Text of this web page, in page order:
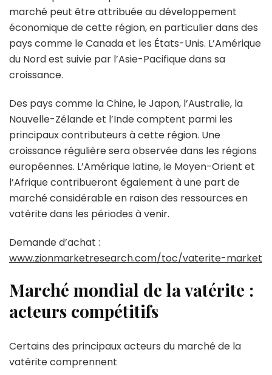
marché peut être attribuée au développement
économique de cette région, en particulier dans des
pays comme le Canada et les États-Unis. L’Amérique
du Nord est suivie par l’Asie-Pacifique dans sa
croissance.
Des pays comme la Chine, le Japon, l’Australie, la
Nouvelle-Zélande et l’Inde comptent parmi les
principaux contributeurs à cette région. Une
croissance régulière sera observée dans les régions
européennes. L’Amérique latine, le Moyen-Orient et
l’Afrique contribueront également à une part de
marché considérable en raison des ressources en
vatérite dans les périodes à venir.
Demande d’achat :
www.zionmarketresearch.com/toc/vaterite-market
Marché mondial de la vatérite :
acteurs compétitifs
Certains des principaux acteurs du marché de la
vatérite comprennent